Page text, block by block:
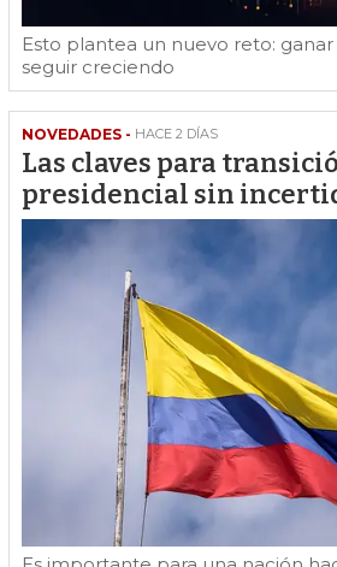
Esto plantea un nuevo reto:
seguir creciendo
NOVEDADES - HACE 2 DÍAS
Las claves para
presidencial sin